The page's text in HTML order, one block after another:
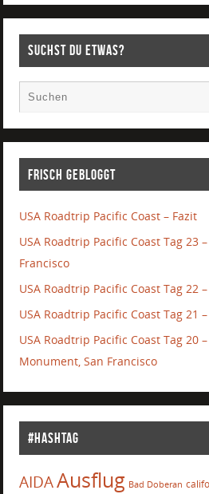
Suchst Du etwas?
Frisch gebloggt
USA Roadtrip Pacific Coast – Fazit
USA Roadtrip Pacific Coast Tag 23
Francisco
USA Roadtrip Pacific Coast Tag 22
USA Roadtrip Pacific Coast Tag 21
USA Roadtrip Pacific Coast Tag 20
Monument, San Francisco
#Hashtag
AIDAAusflug Bad Doberan